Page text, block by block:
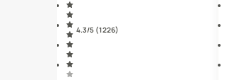
4.3/5 (1 226)